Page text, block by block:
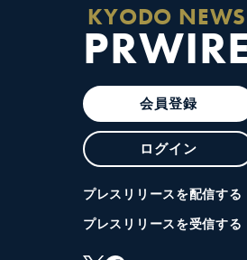
KYODO NEWS
PRWIRE
会員登録
ログイン
プレスリリースを配信する
プレスリリースを受信する